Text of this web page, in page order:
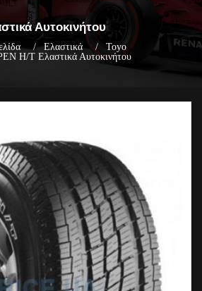
Αυτοκινήτου
Ελαστικά
Toyo
H/T Ελαστικά Αυτοκινήτου